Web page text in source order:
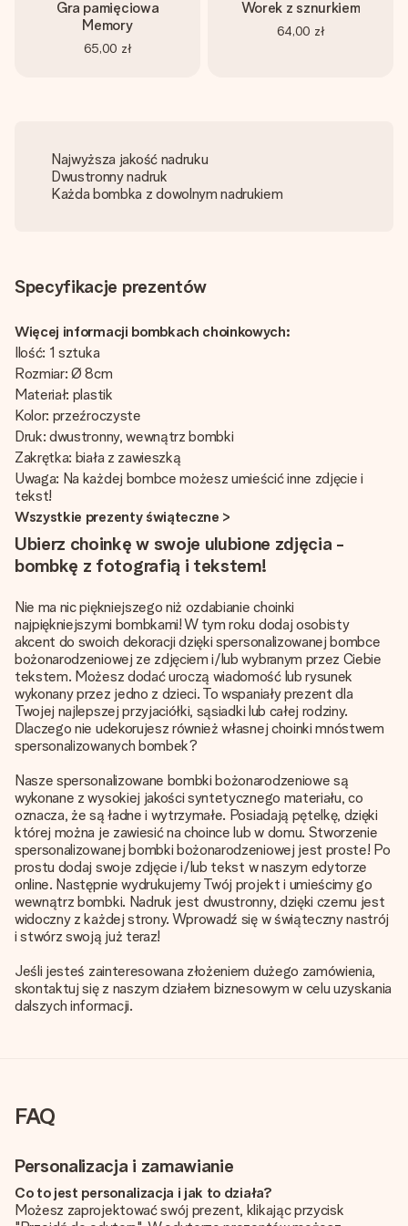
Gra pamięciowa
Memory
65,00 zł
Worek z sznurkiem
64,00 zł
Najwyższa jakość nadruku
Dwustronny nadruk
Każda bombka z dowolnym nadrukiem
Specyfikacje prezentów
Więcej informacji bombkach choinkowych:
Ilość: 1 sztuka
Rozmiar: Ø 8cm
Materiał: plastik
Kolor: przeźroczyste
Druk: dwustronny, wewnątrz bombki
Zakrętka: biała z zawieszką
Uwaga: Na każdej bombce możesz umieścić inne zdjęcie i
tekst!
Wszystkie prezenty świąteczne >
Ubierz choinkę w swoje ulubione zdjęcia -
bombkę z fotografią i tekstem!
Nie ma nic piękniejszego niż ozdabianie choinki
najpiękniejszymi bombkami! W tym roku dodaj osobisty
akcent do swoich dekoracji dzięki spersonalizowanej bombce
bożonarodzeniowej ze zdjęciem i/lub wybranym przez Ciebie
tekstem. Możesz dodać uroczą wiadomość lub rysunek
wykonany przez jedno z dzieci. To wspaniały prezent dla
Twojej najlepszej przyjaciółki, sąsiadki lub całej rodziny.
Dlaczego nie udekorujesz również własnej choinki mnóstwem
spersonalizowanych bombek?
Nasze spersonalizowane bombki bożonarodzeniowe są
wykonane z wysokiej jakości syntetycznego materiału, co
oznacza, że są ładne i wytrzymałe. Posiadają pętelkę, dzięki
której można je zawiesić na choince lub w domu. Stworzenie
spersonalizowanej bombki bożonarodzeniowej jest proste! Po
prostu dodaj swoje zdjęcie i/lub tekst w naszym edytorze
online. Następnie wydrukujemy Twój projekt i umieścimy go
wewnątrz bombki. Nadruk jest dwustronny, dzięki czemu jest
widoczny z każdej strony. Wprowadź się w świąteczny nastrój
i stwórz swoją już teraz!
Jeśli jesteś zainteresowana złożeniem dużego zamówienia,
skontaktuj się z naszym działem biznesowym w celu uzyskania
dalszych informacji.
FAQ
Personalizacja i zamawianie
Co to jest personalizacja i jak to działa?
Możesz zaprojektować swój prezent, klikając przycisk